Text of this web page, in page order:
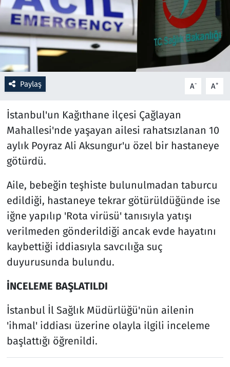
Paylaş A- A+
İstanbul'un Kağıthane ilçesi Çağlayan
Mahallesi'nde yaşayan ailesi rahatsızlanan 10
aylık Poyraz Ali Aksungur'u özel bir hastaneye
götürdü.
Aile, bebeğin teşhiste bulunulmadan taburcu
edildiği, hastaneye tekrar götürüldüğünde ise
iğne yapılıp 'Rota virüsü' tanısıyla yatışı
verilmeden gönderildiği ancak evde hayatını
kaybettiği iddiasıyla savcılığa suç
duyurusunda bulundu.
İNCELEME BAŞLATILDI
İstanbul İl Sağlık Müdürlüğü'nün ailenin
'ihmal' iddiası üzerine olayla ilgili inceleme
başlattığı öğrenildi.
Resmi İlanlar
Rüya Tabirleri
Sağlık
Savunma Sanayi
Seçim 2023
Spor
Televizyon